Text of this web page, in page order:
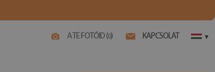
A TE FOTÓID (0) KAPCSOLAT ▾